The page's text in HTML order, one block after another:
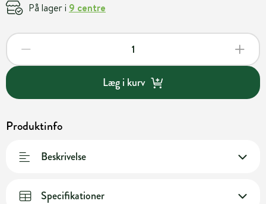
På lager i 9 centre
Læg i kurv
Produktinfo
Beskrivelse
Specifikationer